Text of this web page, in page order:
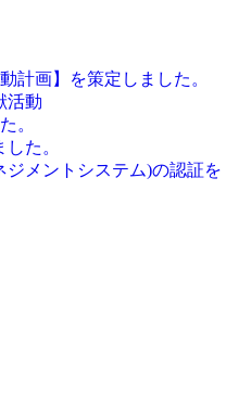
計画】を策定しました。
活動
。
た。
ジメントシステム)の認証を